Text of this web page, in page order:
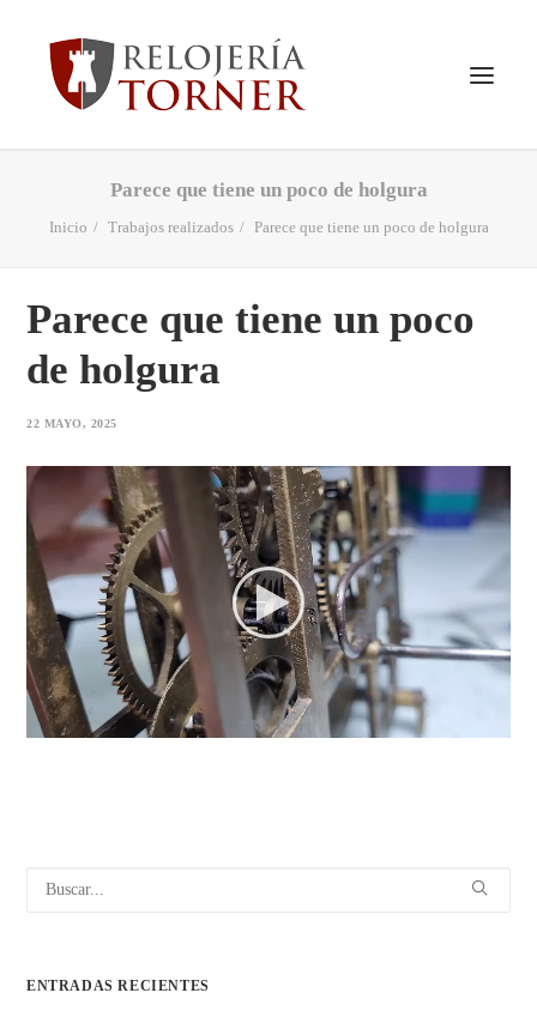
QUIENES SOMOS
PRODUCTOS
SERVICIOS
CONTACTO
Parece que tiene un poco de holgura
Inicio Trabajos realizados Parece que tiene un poco de holgura
Parece que tiene un poco
de holgura
22 MAYO, 2025
ENTRADAS RECIENTES